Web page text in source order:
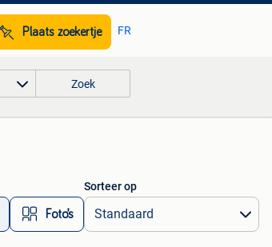
Plaats zoekertje FR
Zoek
Foto’s
Sorteer op